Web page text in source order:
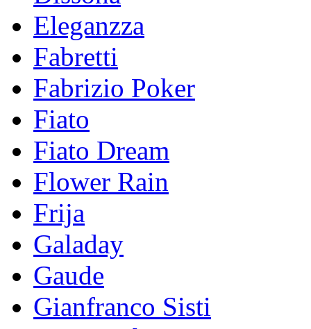
Eleganzza
Fabretti
Fabrizio Poker
Fiato
Fiato Dream
Flower Rain
Frija
Galaday
Gaude
Gianfranco Sisti